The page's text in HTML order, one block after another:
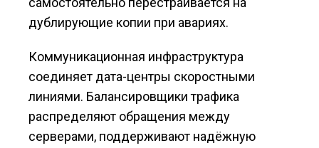
дублирующие копии при авариях.
Коммуникационная инфраструктура
соединяет дата-центры скоростными
линиями. Балансировщики трафика
распределяют обращения между
серверами, поддерживают надёжную